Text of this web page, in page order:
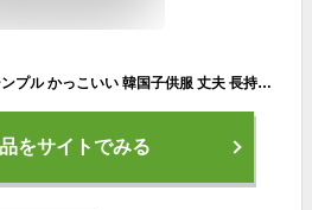
無地 ダメージ加工 デニム シンプル かっこいい 韓国子供服 丈夫 長持ち キッズ ガールズ 女の子 カジュアル 90cm 100cm 110cm 120cm 130cm 140cm
をサイトでみる